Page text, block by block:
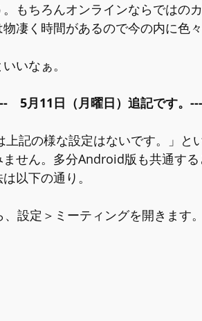
もちろんオンラインならではの
凄く時間があるので今の内に色々
いなぁ。
　5月11日（月曜日）追記です。
記の様な設定はないです。
」と
せん。多分Android版も共通す
以下の通り。
設定＞ミーティングを開きます。